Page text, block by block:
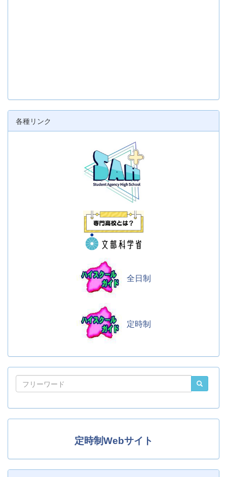
各種リンク
全日制
定時制
定時制Webサイト